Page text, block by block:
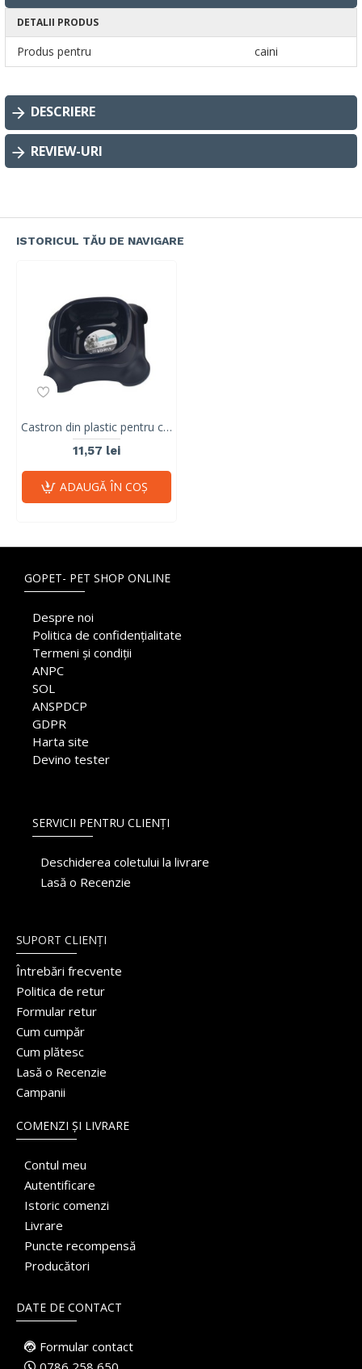
DETALII PRODUS
Produs pentru caini
DESCRIERE
REVIEW-URI
ISTORICUL TĂU DE NAVIGARE
Castron din plastic pentru caini 2300ml, M-PETS 10502799
11,57 lei
ADAUGĂ ÎN COŞ
GOPET- PET SHOP ONLINE
Despre noi
Politica de confidențialitate
Termeni și condiții
ANPC
SOL
ANSPDCP
GDPR
Harta site
Devino tester
SERVICII PENTRU CLIENȚI
Deschiderea coletului la livrare
Lasă o Recenzie
SUPORT CLIENȚI
Întrebări frecvente
Politica de retur
Formular retur
Cum cumpăr
Cum plătesc
Lasă o Recenzie
Campanii
COMENZI ȘI LIVRARE
Contul meu
Autentificare
Istoric comenzi
Livrare
Puncte recompensă
Producători
DATE DE CONTACT
Formular contact